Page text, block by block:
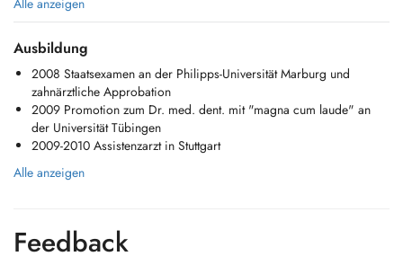
• Kronen und Brücken
• Teil- und Totalprothesen
• Oralchirurgie
• Parodontologie
• Behandlung von Kindern
• Implantate
• Bleaching
• Notfall- und Schmerzbehandlung
• Kieferorthopädie
modernster Ausstattung und den aktuellsten Methoden lege ich
besonders großen Wert auf eine möglichst substanz- und
Alle anzeigen
Ausbildung
2008 Staatsexamen an der Philipps-Universität Marburg und
zahnärztliche Approbation
2009 Promotion zum Dr. med. dent. mit "magna cum laude" an
der Universität Tübingen
2009-2010 Assistenzarzt in Stuttgart
Alle anzeigen
Feedback